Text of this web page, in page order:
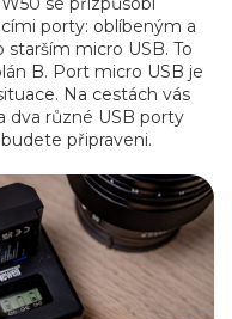
porty: oblíbeným a
starším micro USB. To
B. Port micro USB je
Na cestách vás
dva různé USB porty
připraveni.